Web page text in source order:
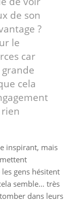
de son
?
le
car
cela
inspirant, mais
gens hésitent
semble… très
dans leurs